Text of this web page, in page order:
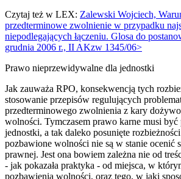
Czytaj też w LEX: Zalewski Wojciech,
przedterminowe zwolnienie w przypadku
niepodlegających łączeniu. Glosa do
grudnia 2006 r., II AKzw 1345/06>
Prawo nieprzewidywalne dla jednostki
Jak zauważa RPO, konsekwencją tych
stosowanie przepisów regulujących
przedterminowego zwolnienia z kary
wolności. Tymczasem prawo karne musi
jednostki, a tak daleko posunięte
pozbawione wolności nie są w stanie ocenić
prawnej. Jest ona bowiem zależna nie od
- jak pokazała praktyka - od miejsca, w
pozbawienia wolności, oraz tego, w jaki